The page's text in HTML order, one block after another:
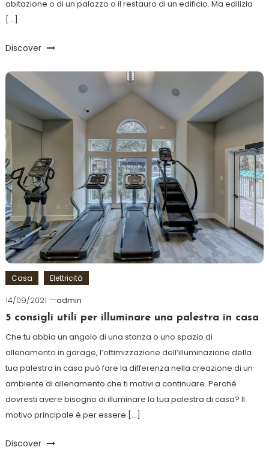
abitazione o di un palazzo o il restauro di un edificio. Ma edilizia
[…]
Discover
Casa Elettricità
14/09/2021
admin
5 consigli utili per illuminare una palestra in casa
Che tu abbia un angolo di una stanza o uno spazio di
allenamento in garage, l’ottimizzazione dell’illuminazione della
tua palestra in casa può fare la differenza nella creazione di un
ambiente di allenamento che ti motivi a continuare. Perché
dovresti avere bisogno di illuminare la tua palestra di casa? Il
motivo principale è per essere […]
Discover